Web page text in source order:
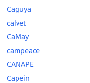
Caguya
calvet
CaMay
campeace
CANAPE
Capein